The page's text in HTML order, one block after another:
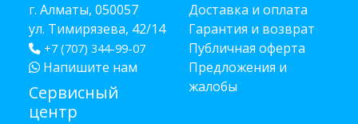
г. Алматы, 050057
ул. Тимирязева, 42/14
+7 (707) 344-99-07
Напишите нам
Сервисный
центр
Доставка и оплата
Гарантия и возврат
Публичная оферта
Предложения и
жалобы